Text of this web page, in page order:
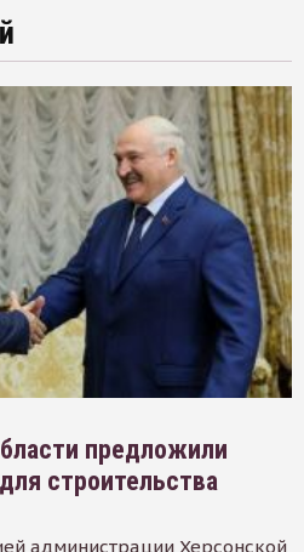
предложили
строительства
администрации Херсонской